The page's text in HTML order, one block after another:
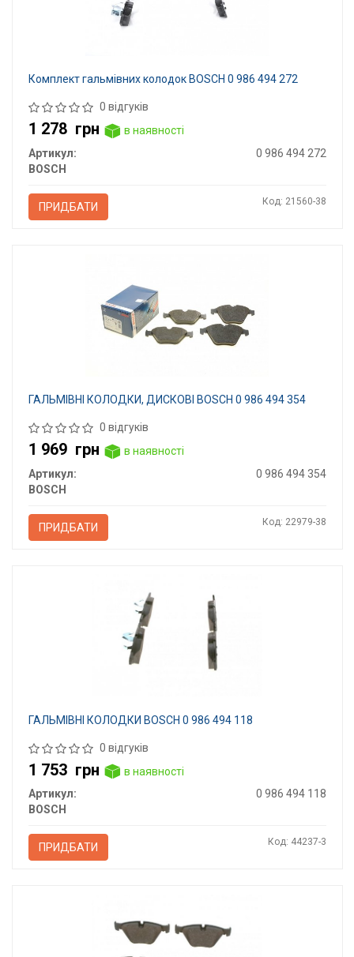
Комплект гальмівних колодок BOSCH 0 986 494 272
0 відгуків
1 278 грн
в наявності
Артикул:
0 986 494 272
BOSCH
ПРИДБАТИ Код: 21560-38
ГАЛЬМІВНІ КОЛОДКИ, ДИСКОВІ BOSCH 0 986 494 354
0 відгуків
1 969 грн
в наявності
Артикул:
0 986 494 354
BOSCH
ПРИДБАТИ Код: 22979-38
ГАЛЬМІВНІ КОЛОДКИ BOSCH 0 986 494 118
0 відгуків
1 753 грн
в наявності
Артикул:
0 986 494 118
BOSCH
ПРИДБАТИ Код: 44237-3